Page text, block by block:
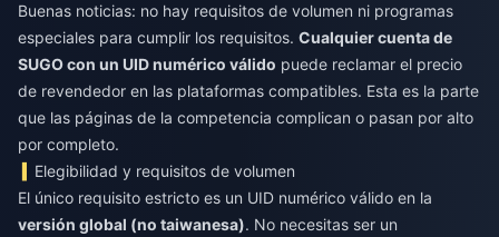
Buenas noticias: no hay requisitos de volumen ni programas
especiales para cumplir los requisitos. Cualquier cuenta de
SUGO con un UID numérico válido puede reclamar el precio
de revendedor en las plataformas compatibles. Esta es la parte
que las páginas de la competencia complican o pasan por alto
por completo.
Elegibilidad y requisitos de volumen
El único requisito estricto es un UID numérico válido en la
versión global (no taiwanesa). No necesitas ser un